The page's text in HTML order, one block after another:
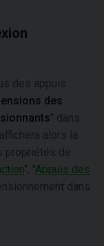
des appuis
des
" dans
alors la
propriétés de
", "Appuis des
dans